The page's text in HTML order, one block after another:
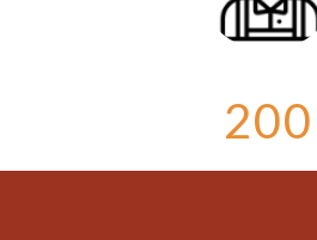
200